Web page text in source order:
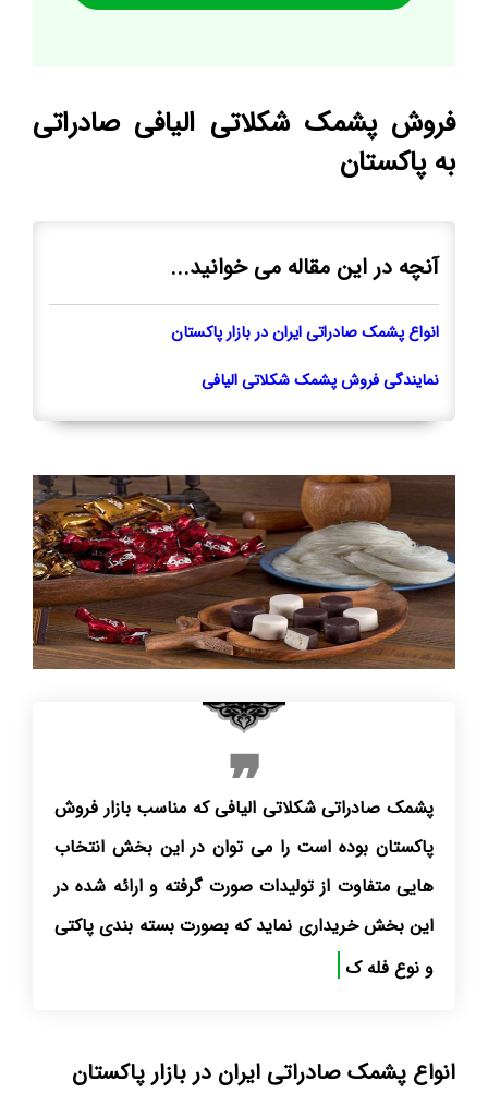
فروش پشمک شکلاتی الیافی صادراتی
به پاکستان
آنچه در این مقاله می خوانید...
انواع پشمک صادراتی ایران در بازار پاکستان
نمایندگی فروش پشمک شکلاتی الیافی
پشمک صادراتی شکلاتی الیافی که مناسب بازار فروش
پاکستان بوده است را می توان در این بخش انتخاب
هایی متفاوت از تولیدات صورت گرفته و ارائه شده در
این بخش خریداری نماید که بصورت بسته بندی پاکتی
و نوع فله کیلویی بوده
انواع پشمک صادراتی ایران در بازار پاکستان